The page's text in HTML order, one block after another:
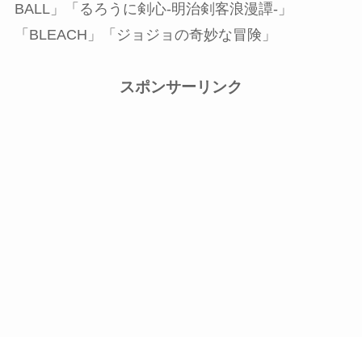
BALL」「るろうに剣心-明治剣客浪漫譚-」
「BLEACH」「ジョジョの奇妙な冒険」
スポンサーリンク